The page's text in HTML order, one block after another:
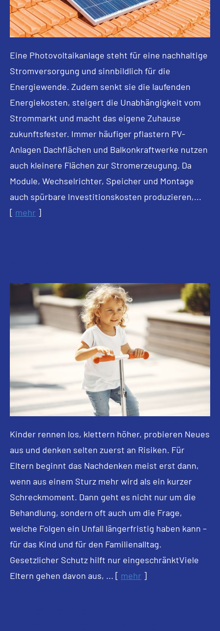
Eine Photovoltaikanlage steht für eine nachhaltige
Stromversorgung und sinnbildlich für die
Energiewende. Zudem senkt sie die laufenden
Energiekosten, steigert die Unabhängigkeit vom
Strommarkt und macht das eigene Zuhause
zukunftsfester. Immer häufiger pflastern PV-
Anlagen Dachflächen und Balkonkraftwerke nutzen
auch kleinere Flächen zur Stromerzeugung. Da
Module, Wechselrichter, Speicher und Montage
auch spürbare Investitionskosten produzieren,...
[ mehr ]
Kinder rennen los, klettern höher, probieren Neues
aus und denken selten zuerst an Risiken. Für
Eltern beginnt das Nachdenken meist erst dann,
wenn aus einem Sturz mehr wird als ein kurzer
Schreckmoment. Dann geht es nicht nur um die
Behandlung, sondern oft auch um die Frage,
welche Folgen ein Unfall längerfristig haben kann –
für das Kind und für den Familienalltag.
Gesetzlicher Schutz hilft nur eingeschränktViele
Eltern gehen davon aus, ... [ mehr ]